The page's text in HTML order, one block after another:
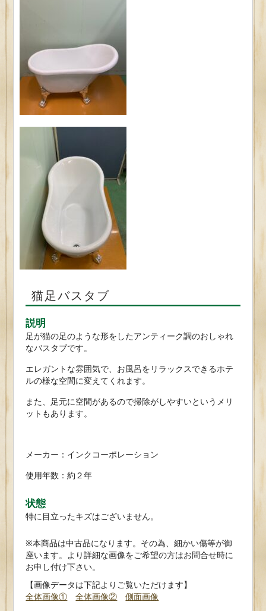
猫足バスタブ
説明
足が猫の足のような形をしたアンティーク調のおしゃれ
なバスタブです。
エレガントな雰囲気で、お風呂をリラックスできるホテ
ルの様な空間に変えてくれます。
また、足元に空間があるので掃除がしやすいというメリ
ットもあります。
メーカー：インクコーポレーション
使用年数：約２年
状態
特に目立ったキズはございません。
※本商品は中古品になります。その為、細かい傷等が御
座います。より詳細な画像をご希望の方はお問合せ時に
お申し付け下さい。
【画像データは下記よりご覧いただけます】
全体画像①
全体画像②
側面画像